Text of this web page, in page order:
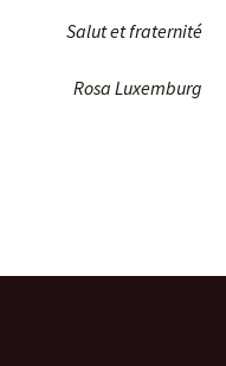
Salut et fraternité
Rosa Luxemburg